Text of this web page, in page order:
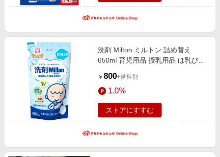
洗剤 Milton ミルトン 詰め替え
650ml 育児用品 授乳用品 ほ乳びん
￥ 800+送料別
1.0%
ストアにすすむ